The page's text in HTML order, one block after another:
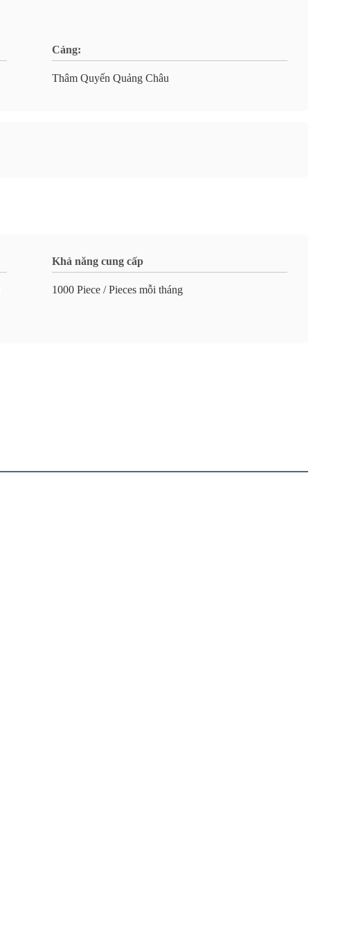
Cảng:
Thâm Quyến Quảng Châu
Khả năng cung cấp
1000 Piece / Pieces mỗi tháng